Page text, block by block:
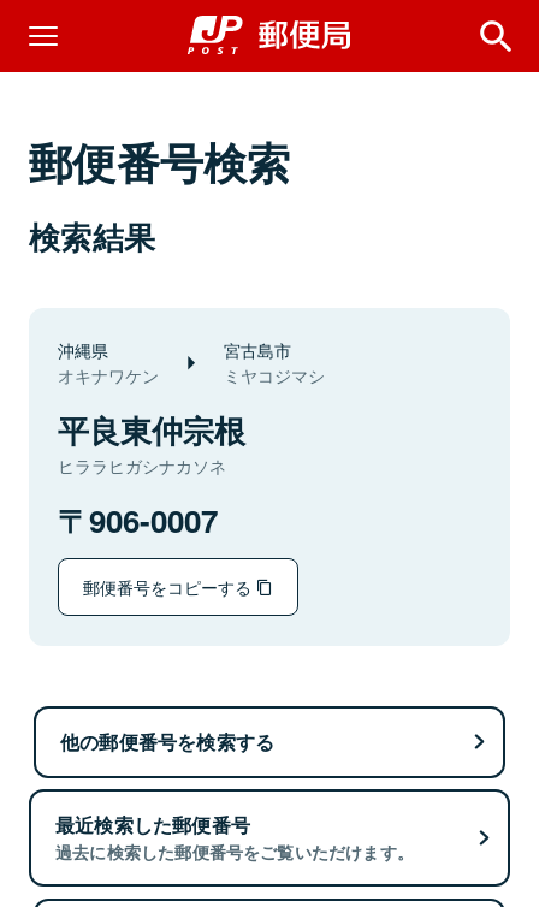
郵便番号検索
検索結果
沖縄県
オキナワケン
宮古島市
ミヤコジマシ
平良東仲宗根
ヒララヒガシナカソネ
906-0007
郵便番号をコピーする
他の郵便番号を検索する
最近検索した郵便番号
過去に検索した郵便番号をご覧いただけます。